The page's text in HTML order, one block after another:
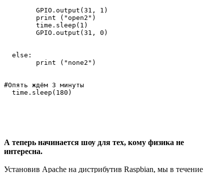
        GPIO.output(31, 1)
        print ("open2")
        time.sleep(1)
        GPIO.output(31, 0)
  else:
        print ("none2")
#Опять ждём 3 минуты
А теперь начинается шоу для тех, кому физика не
интересна.
Установив Apache на дистрибутив Raspbian, мы в течение